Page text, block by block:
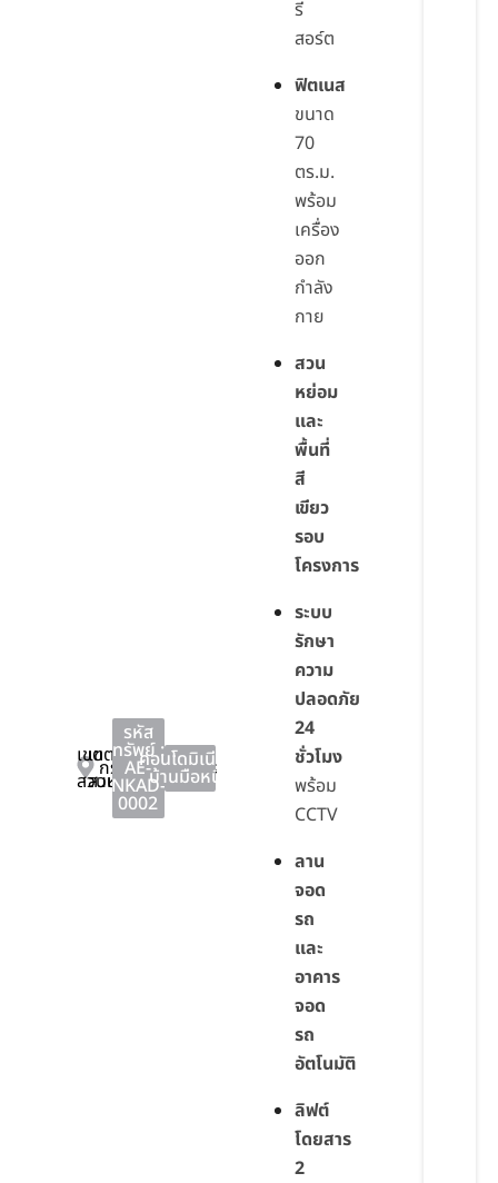
เขต
สวนหลวง
เขต
สวนหลวง
กรุงเทพมหานคร
รหัส
ทรัพย์ :
AE-
NKAD-
0002
คอนโดมิเนียม
บ้านมือหนึ่ง
รี
สอร์ต
ฟิตเนส
ขนาด
70
ตร.ม.
พร้อม
เครื่อง
ออก
กำลัง
กาย
สวน
หย่อม
และ
พื้นที่
สี
เขียว
รอบ
โครงการ
ระบบ
รักษา
ความ
ปลอดภัย
24
ชั่วโมง
พร้อม
CCTV
ลาน
จอด
รถ
และ
อาคาร
จอด
รถ
อัตโนมัติ
ลิฟต์
โดยสาร
2